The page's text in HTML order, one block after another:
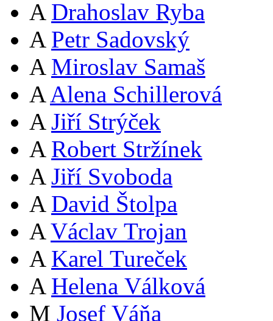
A Drahoslav Ryba
A Petr Sadovský
A Miroslav Samaš
A Alena Schillerová
A Jiří Strýček
A Robert Stržínek
A Jiří Svoboda
A David Štolpa
A Václav Trojan
A Karel Tureček
A Helena Válková
M Josef Váňa